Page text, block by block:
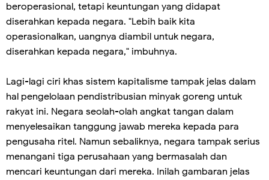
beroperasional, tetapi keuntungan yang didapat
diserahkan kepada negara. "Lebih baik kita
operasionalkan, uangnya diambil untuk negara,
diserahkan kepada negara," imbuhnya.
Lagi-lagi ciri khas sistem kapitalisme tampak jelas dalam
hal pengelolaan pendistribusian minyak goreng untuk
rakyat ini. Negara seolah-olah angkat tangan dalam
menyelesaikan tanggung jawab mereka kepada para
pengusaha ritel. Namun sebaliknya, negara tampak serius
menangani tiga perusahaan yang bermasalah dan
mencari keuntungan dari mereka. Inilah gambaran jelas